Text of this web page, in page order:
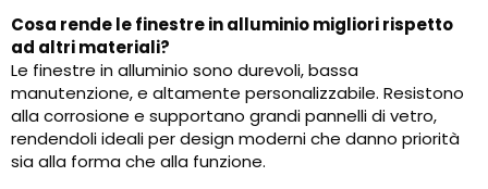
Cosa rende le finestre in alluminio migliori rispetto
ad altri materiali?
Le finestre in alluminio sono durevoli, bassa
manutenzione, e altamente personalizzabile. Resistono
alla corrosione e supportano grandi pannelli di vetro,
rendendoli ideali per design moderni che danno priorità
sia alla forma che alla funzione.